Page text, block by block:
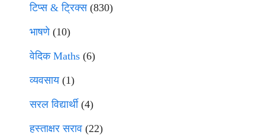
टिप्स & ट्रिक्स(830)
भाषणे(10)
वेदिक Maths (6)
व्यवसाय(1)
सरल विद्यार्थी(4)
हस्ताक्षर सराव (22)